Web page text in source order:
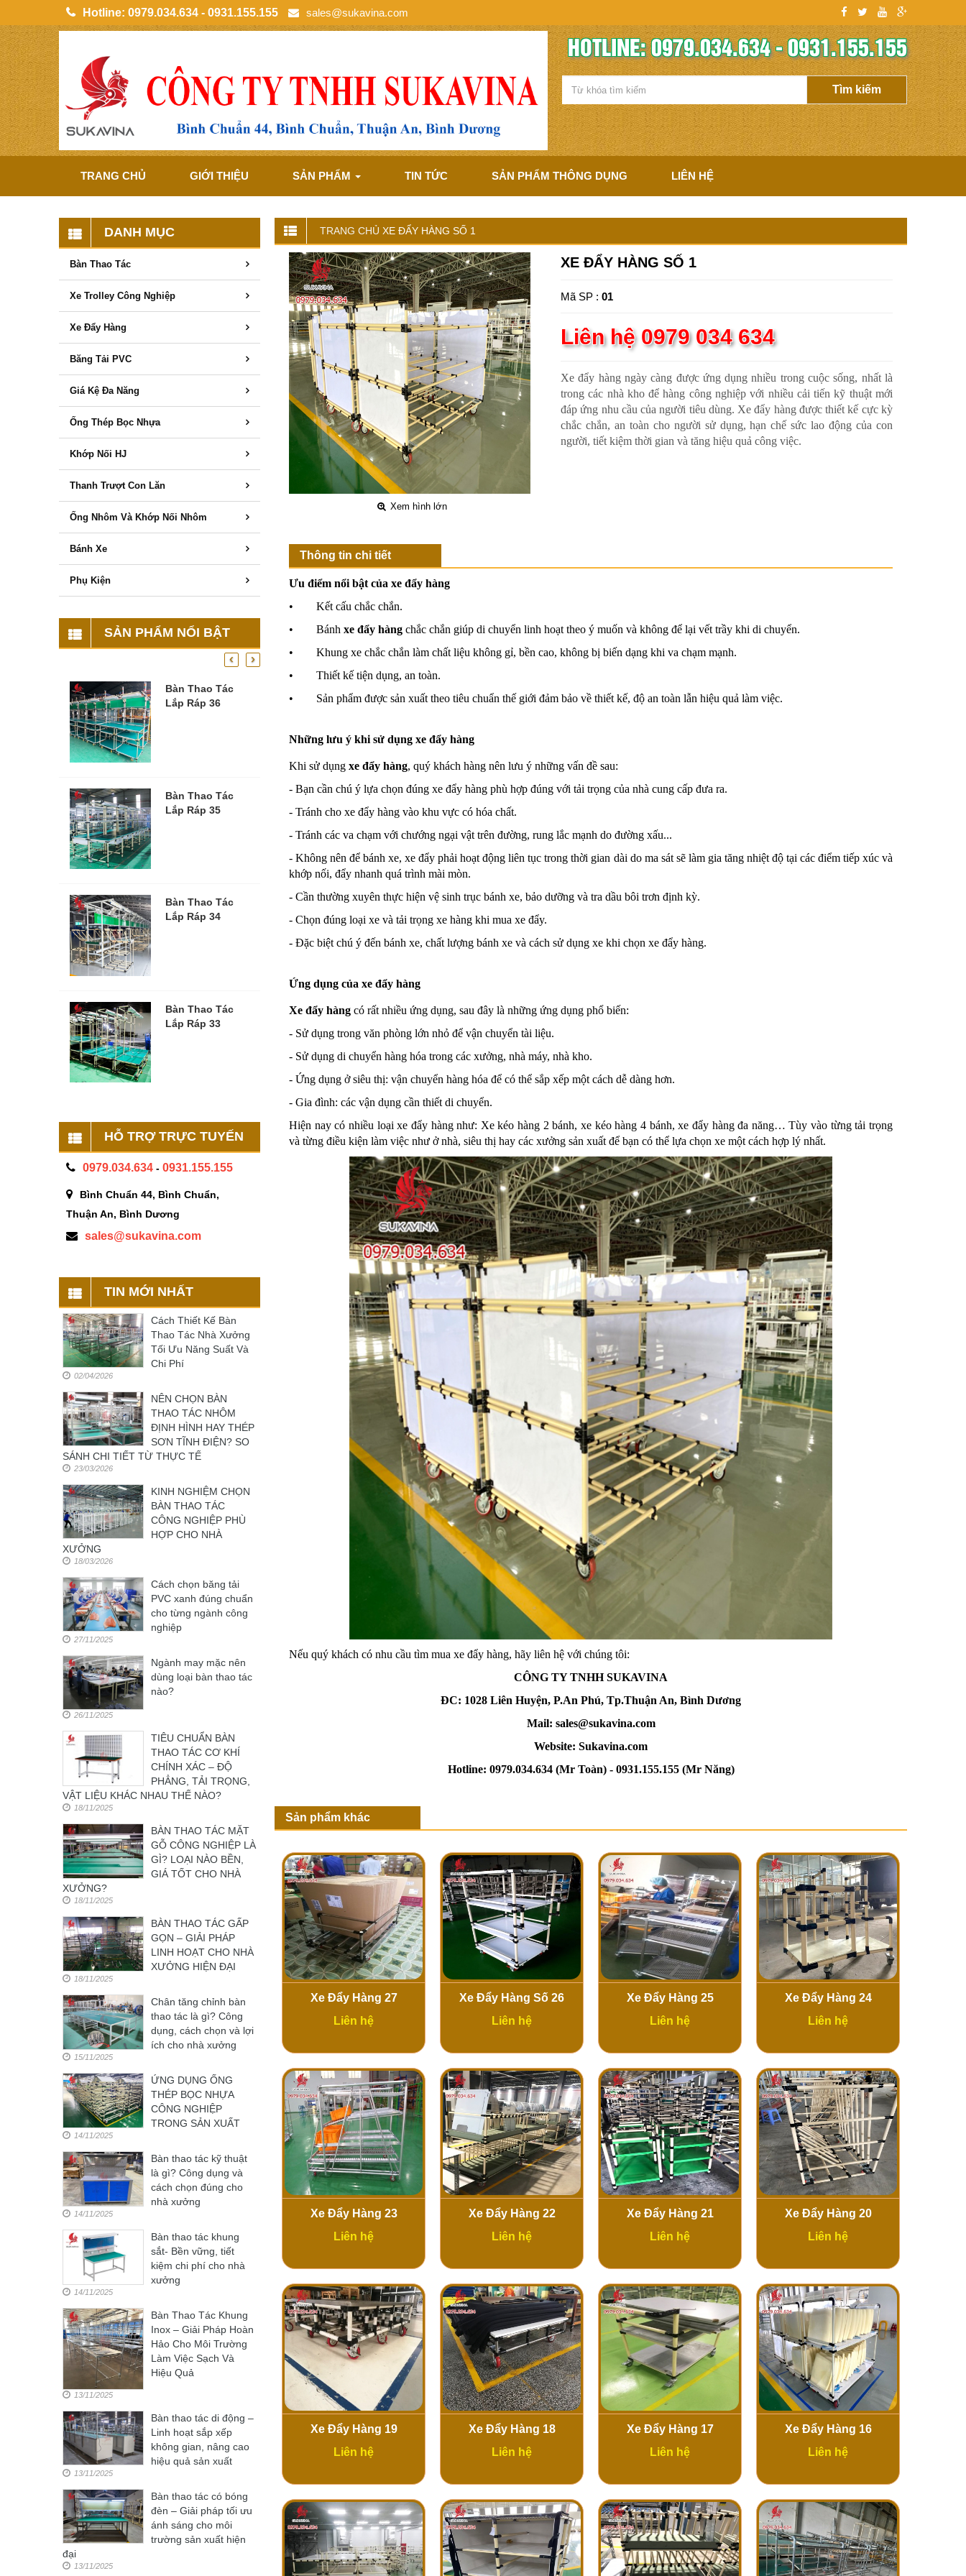
Hotline: 0979.034.634 - 0931.155.155 sales@sukavina.com
HOTLINE: 0979.034.634 - 0931.155.155
TRANG CHỦ GIỚI THIỆU SẢN PHẨM TIN TỨC SẢN PHẨM THÔNG DỤNG LIÊN HỆ
TRANG CHỦ XE ĐẨY HÀNG SỐ 1
Xem hình lớn
XE ĐẨY HÀNG SỐ 1
Mã SP : 01
Liên hệ 0979 034 634
Xe đẩy hàng ngày càng được ứng dụng nhiều trong cuộc sống, nhất là
trong các nhà kho để hàng công nghiệp với nhiều cải tiến kỹ thuật mới
đáp ứng nhu cầu của người tiêu dùng. Xe đẩy hàng được thiết kế cực kỳ
chắc chắn, an toàn cho người sử dụng, hạn chế sức lao động của con
người, tiết kiệm thời gian và tăng hiệu quả công việc.
Thông tin chi tiết
Ưu điểm nổi bật của xe đẩy hàng
• Kết cấu chắc chắn.
• Bánh xe đẩy hàng chắc chắn giúp di chuyển linh hoạt theo ý muốn và không để lại vết trầy khi di chuyển.
• Khung xe chắc chắn làm chất liệu không gỉ, bền cao, không bị biến dạng khi va chạm mạnh.
• Thiết kế tiện dụng, an toàn.
• Sản phẩm được sản xuất theo tiêu chuẩn thế giới đảm bảo về thiết kế, độ an toàn lẫn hiệu quả làm việc.
Những lưu ý khi sử dụng xe đẩy hàng
Khi sử dụng xe đẩy hàng, quý khách hàng nên lưu ý những vấn đề sau:
- Bạn cần chú ý lựa chọn đúng xe đẩy hàng phù hợp đúng với tải trọng của nhà cung cấp đưa ra.
- Tránh cho xe đẩy hàng vào khu vực có hóa chất.
- Tránh các va chạm với chướng ngại vật trên đường, rung lắc mạnh do đường xấu...
- Không nên để bánh xe, xe đẩy phải hoạt động liên tục trong thời gian dài do ma sát sẽ làm gia tăng nhiệt độ tại các điểm tiếp xúc và
khớp nối, đẩy nhanh quá trình mài mòn.
- Cần thường xuyên thực hiện vệ sinh trục bánh xe, bảo dưỡng và tra dầu bôi trơn định kỳ.
- Chọn đúng loại xe và tải trọng xe hàng khi mua xe đẩy.
- Đặc biệt chú ý đến bánh xe, chất lượng bánh xe và cách sử dụng xe khi chọn xe đẩy hàng.
Ứng dụng của xe đẩy hàng
Xe đẩy hàng có rất nhiều ứng dụng, sau đây là những ứng dụng phổ biến:
- Sử dụng trong văn phòng lớn nhỏ để vận chuyển tài liệu.
- Sử dụng di chuyển hàng hóa trong các xưởng, nhà máy, nhà kho.
- Ứng dụng ở siêu thị: vận chuyển hàng hóa để có thể sắp xếp một cách dễ dàng hơn.
- Gia đình: các vận dụng cần thiết di chuyển.
Hiện nay có nhiều loại xe đẩy hàng như: Xe kéo hàng 2 bánh, xe kéo hàng 4 bánh, xe đẩy hàng đa năng… Tùy vào từng tải trọng
và từng điều kiện làm việc như ở nhà, siêu thị hay các xưởng sản xuất để bạn có thể lựa chọn xe một cách hợp lý nhất.
Nếu quý khách có nhu cầu tìm mua xe đẩy hàng, hãy liên hệ với chúng tôi:
CÔNG TY TNHH SUKAVINA
ĐC: 1028 Liên Huyện, P.An Phú, Tp.Thuận An, Bình Dương
Mail: sales@sukavina.com
Website: Sukavina.com
Hotline: 0979.034.634(Mr Toàn) - 0931.155.155(Mr Năng)
Sản phẩm khác
Xe Đẩy Hàng 27
Liên hệ
Xe Đẩy Hàng Số 26
Liên hệ
Xe Đẩy Hàng 25
Liên hệ
Xe Đẩy Hàng 24
Liên hệ
Xe Đẩy Hàng 23
Liên hệ
Xe Đẩy Hàng 22
Liên hệ
Xe Đẩy Hàng 21
Liên hệ
Xe Đẩy Hàng 20
Liên hệ
Xe Đẩy Hàng 19
Liên hệ
Xe Đẩy Hàng 18
Liên hệ
Xe Đẩy Hàng 17
Liên hệ
Xe Đẩy Hàng 16
Liên hệ
DANH MỤC
Bàn Thao Tác
Xe Trolley Công Nghiệp
Xe Đẩy Hàng
Băng Tải PVC
Giá Kệ Đa Năng
Ống Thép Bọc Nhựa
Khớp Nối HJ
Thanh Trượt Con Lăn
Ống Nhôm Và Khớp Nối Nhôm
Bánh Xe
Phụ Kiện
SẢN PHẨM NỔI BẬT
‹
›
Bàn Thao Tác
Lắp Ráp 36
Bàn Thao Tác
Lắp Ráp 35
Bàn Thao Tác
Lắp Ráp 34
Bàn Thao Tác
Lắp Ráp 33
HỖ TRỢ TRỰC TUYẾN
0979.034.634 - 0931.155.155
Bình Chuẩn 44, Bình Chuẩn,
Thuận An, Bình Dương
sales@sukavina.com
TIN MỚI NHẤT
Cách Thiết Kế Bàn
Thao Tác Nhà Xưởng
Tối Ưu Năng Suất Và
Chi Phí
02/04/2026
NÊN CHỌN BÀN
THAO TÁC NHÔM
ĐỊNH HÌNH HAY THÉP
SƠN TĨNH ĐIỆN? SO
SÁNH CHI TIẾT TỪ THỰC TẾ
23/03/2026
KINH NGHIỆM CHỌN
BÀN THAO TÁC
CÔNG NGHIỆP PHÙ
HỢP CHO NHÀ
XƯỞNG
18/03/2026
Cách chọn băng tải
PVC xanh đúng chuẩn
cho từng ngành công
nghiệp
27/11/2025
Ngành may mặc nên
dùng loại bàn thao tác
nào?
26/11/2025
TIÊU CHUẨN BÀN
THAO TÁC CƠ KHÍ
CHÍNH XÁC – ĐỘ
PHẲNG, TẢI TRỌNG,
VẬT LIỆU KHÁC NHAU THẾ NÀO?
18/11/2025
BÀN THAO TÁC MẶT
GỖ CÔNG NGHIỆP LÀ
GÌ? LOẠI NÀO BỀN,
GIÁ TỐT CHO NHÀ
XƯỞNG?
18/11/2025
BÀN THAO TÁC GẤP
GỌN – GIẢI PHÁP
LINH HOẠT CHO NHÀ
XƯỞNG HIỆN ĐẠI
18/11/2025
Chân tăng chỉnh bàn
thao tác là gì? Công
dụng, cách chọn và lợi
ích cho nhà xưởng
15/11/2025
ỨNG DỤNG ỐNG
THÉP BỌC NHỰA
CÔNG NGHIỆP
TRONG SẢN XUẤT
14/11/2025
Bàn thao tác kỹ thuật
là gì? Công dụng và
cách chọn đúng cho
nhà xưởng
14/11/2025
Bàn thao tác khung
sắt- Bền vững, tiết
kiệm chi phí cho nhà
xưởng
14/11/2025
Bàn Thao Tác Khung
Inox – Giải Pháp Hoàn
Hảo Cho Môi Trường
Làm Việc Sạch Và
Hiệu Quả
13/11/2025
Bàn thao tác di động –
Linh hoạt sắp xếp
không gian, nâng cao
hiệu quả sản xuất
13/11/2025
Bàn thao tác có bóng
đèn – Giải pháp tối ưu
ánh sáng cho môi
trường sản xuất hiện
đại
13/11/2025